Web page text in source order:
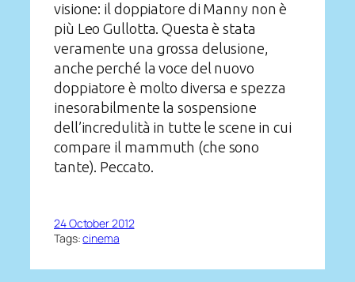
visione: il doppiatore di Manny non è
più Leo Gullotta. Questa è stata
veramente una grossa delusione,
anche perché la voce del nuovo
doppiatore è molto diversa e spezza
inesorabilmente la sospensione
dell’incredulità in tutte le scene in cui
compare il mammuth (che sono
tante). Peccato.
24 October 2012
Tags:cinema